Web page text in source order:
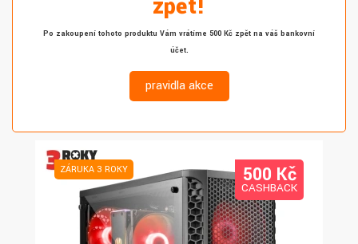
zpět!
Po zakoupení tohoto produktu Vám vrátíme 500 Kč zpět na váš bankovní
účet.
pravidla akce
500 Kč
CASHBACK
ZÁRUKA 3 ROKY